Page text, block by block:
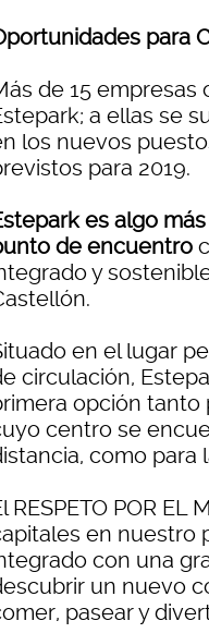
para
de 15
a ellas se
los nuevos
para 2019.
es algo
de encuentro
y
en el lugar
circulación,
opción tanto
centro se
como para
RESPETO POR EL
en nuestro
con una
un nuevo
pasear y